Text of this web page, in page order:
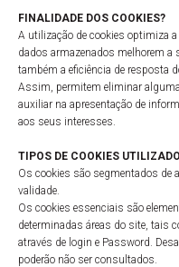
FINALIDADE DOS COOKIES?
A utilização de cookies optimiza
dados armazenados melhorem a
também a eficiência de resposta
Assim, permitem eliminar
auxiliar na apresentação de
aos seus interesses.
TIPOS DE COOKIES
Os cookies são segmentados de
validade.
Os cookies essenciais são
determinadas áreas do site, tais
através de login e Password.
poderão não ser consultados.